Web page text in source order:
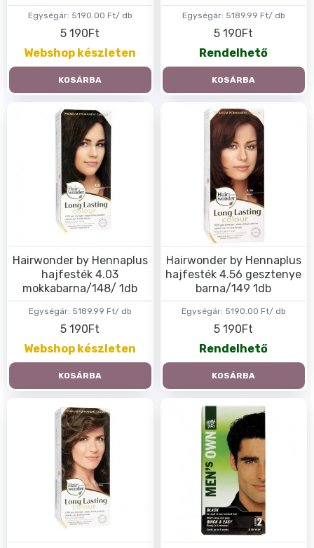
Egységár: 5190.00 Ft/ db
5 190Ft
Webshop készleten
KOSÁRBA
Egységár: 5189.99 Ft/ db
5 190Ft
Rendelhető
KOSÁRBA
Egységár: 5189.99 Ft/ db
Hairwonder by Hennaplus
hajfesték 4.03
mokkabarna/148/ 1db
5 190Ft
Webshop készleten
KOSÁRBA
Egységár: 5190.00 Ft/ db
Hairwonder by Hennaplus
hajfesték 4.56 gesztenye
barna/149 1db
5 190Ft
Rendelhető
KOSÁRBA